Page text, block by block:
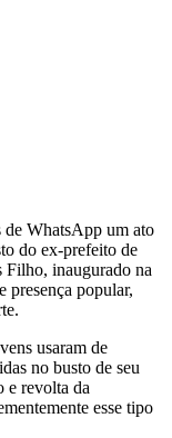
de WhatsApp um ato
do ex-prefeito de
Filho, inaugurado na
presença popular,
usaram de
no busto de seu
e revolta da
esse tipo